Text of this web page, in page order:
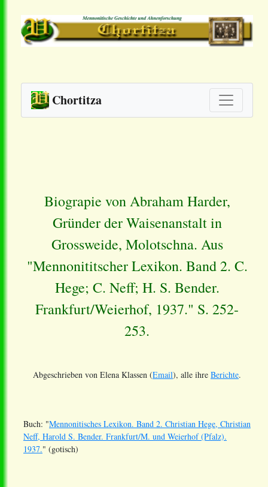
Chortitza
Biograpie von Abraham Harder,
Gründer der Waisenanstalt in
Grossweide, Molotschna. Aus
"Mennonititscher Lexikon. Band 2. C.
Hege; C. Neff; H. S. Bender.
Frankfurt/Weierhof, 1937." S. 252-
253.
Abgeschrieben von Elena Klassen (Email), alle ihre Berichte.
Buch: "Mennonitisches Lexikon. Band 2. Christian Hege, Christian
Neff, Harold S. Bender. Frankfurt/M. und Weierhof (Pfalz).
1937." (gotisch)